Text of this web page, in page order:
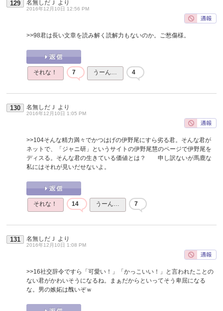
129 名無しだＪ より
2016年12月10日 12:56 PM
>>98君は長い文章を読み解く読解力もないのか。ご愁傷様。
それな！ 7 うーん… 4
130 名無しだＪ より
2016年12月10日 1:05 PM
>>104そんな精力満々でかつはげの伊野尾にすら劣る君。そんな君が
ネットで、「ジャニ研」というサイトの伊野尾慧のページで伊野尾を
ディスる。そんな君の生きている価値とは？ 申し訳ないが馬鹿な
私にはそれが見いだせないよ。
それな！ 14 うーん… 7
131 名無しだＪ より
2016年12月10日 1:08 PM
>>16社交辞令ですら「可愛い！」「かっこいい！」と言われたことの
ない君がかわいそうになるね。まぁだからといってそう卑屈になる
な。男の嫉妬は醜いぞｗ